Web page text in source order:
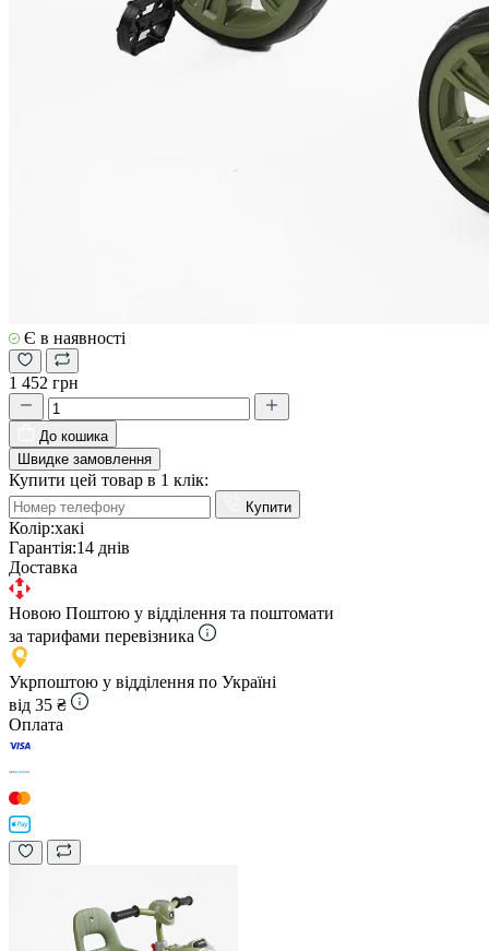
Є в наявності
1 452 грн
До кошика
Швидке замовлення
Купити цей товар в 1 клік:
Купити
Колір:хакі
Гарантія:14 днів
Доставка
Новою Поштою у відділення та поштомати
за тарифами перевізника
Укрпоштою у відділення по Україні
від 35 ₴
Оплата